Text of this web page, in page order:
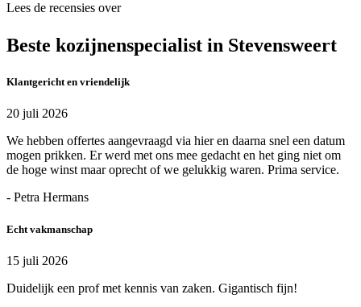
Lees de recensies over
Beste kozijnenspecialist in Stevensweert
Klantgericht en vriendelijk
20 juli 2026
We hebben offertes aangevraagd via hier en daarna snel een datum
mogen prikken. Er werd met ons mee gedacht en het ging niet om
de hoge winst maar oprecht of we gelukkig waren. Prima service.
- Petra Hermans
Echt vakmanschap
15 juli 2026
Duidelijk een prof met kennis van zaken. Gigantisch fijn!